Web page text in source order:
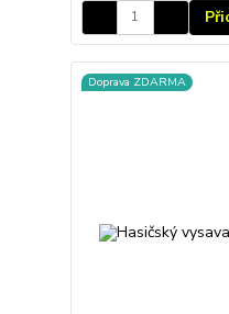
Doprava ZDARMA